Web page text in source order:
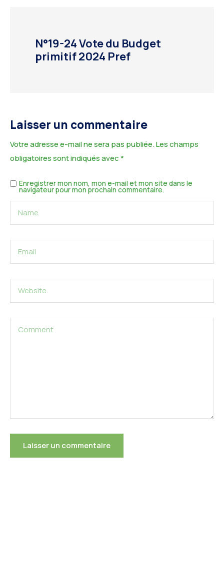
N°19-24 Vote du Budget
primitif 2024 Pref
Laisser un commentaire
Votre adresse e-mail ne sera pas publiée.Les champs
obligatoires sont indiqués avec*
Enregistrer mon nom, mon e-mail et mon site dans le
navigateur pour mon prochain commentaire.